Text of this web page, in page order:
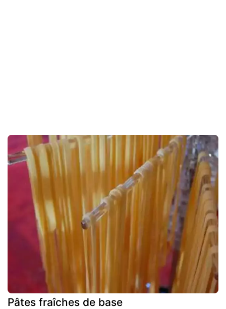
Pâtes fraîches de base